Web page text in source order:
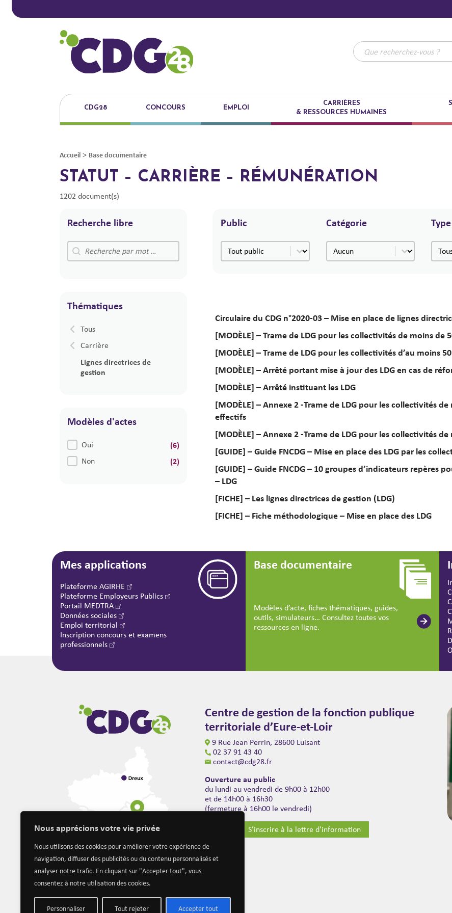
Nous apprécions votre vie privée
Nous utilisons des cookies pour améliorer votre expérience de
navigation, diffuser des publicités ou du contenu personnalisés et
analyser notre trafic. En cliquant sur "Accepter tout", vous
consentez à notre utilisation des cookies.
Personnaliser Tout rejeter Accepter tout
CDG28 CONCOURS EMPLOI
CARRIÈRES
& RESSOURCES HUMAINES
Accueil > Base documentaire
STATUT – CARRIÈRE – RÉMUNÉRATION
1202 document(s)
Recherche libre
Recherche libre
Recherche libre
Thématiques
Thématiques
Tous
Carrière
Lignes directrices de
gestion
Modèles d'actes
Modèles d'actes
Oui (6)
Non (2)
Public
Public
Public
Catégorie
Catégorie
Catégorie Type
Circulaire du CDG n°2020-03 – Mise en place de lignes
[MODÈLE] – Trame de LDG pour les collectivités de moins de
[MODÈLE] – Trame de LDG pour les collectivités d’au moins
[MODÈLE] – Arrêté portant mise à jour des LDG en cas de
[MODÈLE] – Arrêté instituant les LDG
[MODÈLE] – Annexe 2 -Trame de LDG pour les collectivités
effectifs
[MODÈLE] – Annexe 2 -Trame de LDG pour les collectivités
[GUIDE] – Guide FNCDG – Mise en place des LDG par les
[GUIDE] – Guide FNCDG – 10 groupes d’indicateurs repères
– LDG
[FICHE] – Les lignes directrices de gestion (LDG)
[FICHE] – Fiche méthodologique – Mise en place des LDG
Mes applications
Plateforme AGIRHE
Plateforme Employeurs Publics
Portail MEDTRA
Données sociales
Emploi territorial
Inscription concours et examens
professionnels
Base documentaire
Modèles d’acte, fiches thématiques, guides,
outils, simulateurs… Consultez toutes vos
ressources en ligne.
Centre de gestion de la fonction publique
territoriale d’Eure-et-Loir
9 Rue Jean Perrin, 28600 Luisant
02 37 91 43 40
contact@cdg28.fr
Ouverture au public
du lundi au vendredi de 9h00 à 12h00
et de 14h00 à 16h30
(fermeture à 16h00 le vendredi)
S’inscrire à la lettre d'information